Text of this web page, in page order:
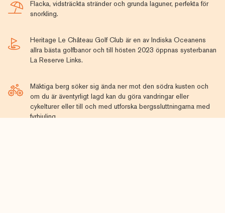
Flacka, vidsträckta stränder och grunda laguner, perfekta för
snorkling.
Heritage Le Château Golf Club är en av Indiska Oceanens
allra bästa golfbanor och till hösten 2023 öppnas systerbanan
La Reserve Links.
Mäktiga berg söker sig ända ner mot den södra kusten och
om du är äventyrligt lagd kan du göra vandringar eller
cykelturer eller till och med utforska bergssluttningarna med
fyrhjuling.